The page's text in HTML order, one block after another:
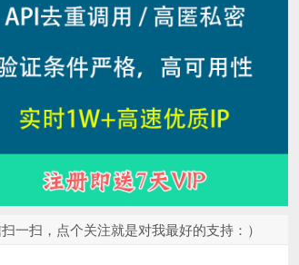
一扫，点个关注就是对我最好的支持：）